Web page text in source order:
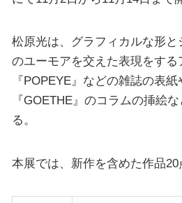
松原光は、グラフィカルな形
のユーモアを交えた表現をする
『POPEYE』などの雑誌の表紙
『GOETHE』のコラムの挿絵
る。
本展では、新作を含めた作品20